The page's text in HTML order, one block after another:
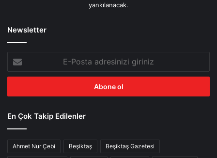
yankılanacak.
Newsletter
Posta
adresinizi
En Çok Takip Edilenler
Ahmet Nur Çebi Beşiktaş Beşiktaş Gazetesi